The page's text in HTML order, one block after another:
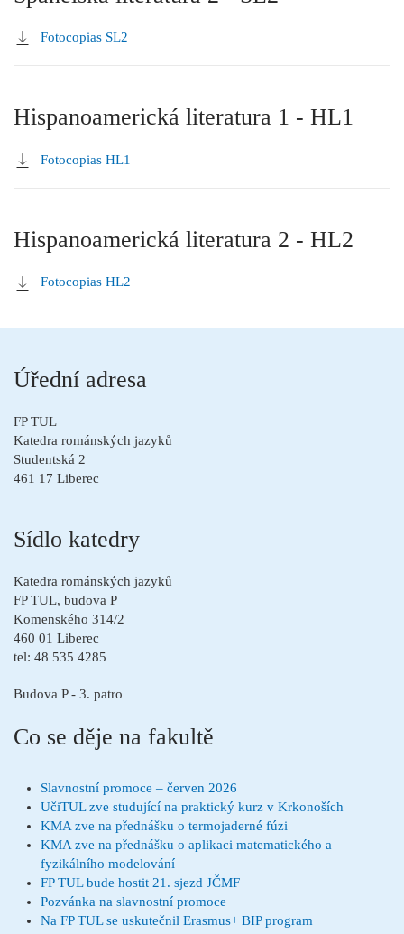
Fotocopias SL2
Hispanoamerická literatura 1 - HL1
Fotocopias HL1
Hispanoamerická literatura 2 - HL2
Fotocopias HL2
Úřední adresa
FP TUL
Katedra románských jazyků
Studentská 2
461 17 Liberec
Sídlo katedry
Katedra románských jazyků
FP TUL, budova P
Komenského 314/2
460 01 Liberec
tel: 48 535 4285
Budova P - 3. patro
Co se děje na fakultě
Slavnostní promoce – červen 2026
UčiTUL zve studující na praktický kurz v Krkonoších
KMA zve na přednášku o termojaderné fúzi
KMA zve na přednášku o aplikaci matematického a
fyzikálního modelování
FP TUL bude hostit 21. sjezd JČMF
Pozvánka na slavnostní promoce
Na FP TUL se uskutečnil Erasmus+ BIP program